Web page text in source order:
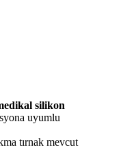
silikon
uyumlu
tırnak mevcut